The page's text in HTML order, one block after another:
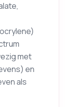
met
en
als